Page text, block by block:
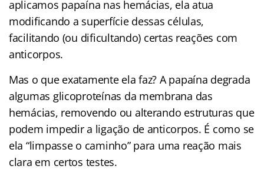
aplicamos papaína nas hemácias, ela atua
modificando a superfície dessas células,
facilitando (ou dificultando) certas reações com
anticorpos.
Mas o que exatamente ela faz? A papaína degrada
algumas glicoproteínas da membrana das
hemácias, removendo ou alterando estruturas que
podem impedir a ligação de anticorpos. É como se
ela “limpasse o caminho” para uma reação mais
clara em certos testes.